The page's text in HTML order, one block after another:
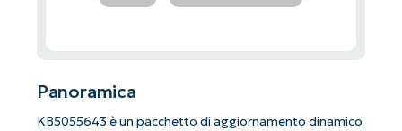
Panoramica
KB5055643 è un pacchetto di aggiornamento dinamico